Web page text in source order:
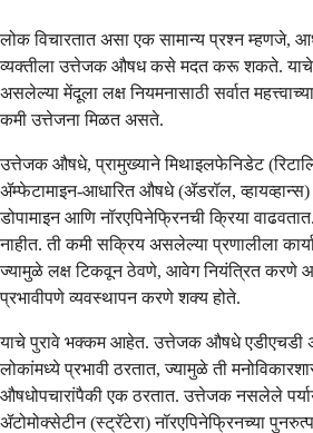
लोक विचारतात असा एक सामान्य प्रश्न म्हणजे,
व्यक्तीला उत्तेजक औषध कसे मदत करू शकते. याचे
असलेल्या मेंदूला लक्ष नियमनासाठी सर्वात
कमी उत्तेजना मिळत असते.
उत्तेजक औषधे, प्रामुख्याने मिथाइलफेनिडेट
ॲम्फेटामाइन-आधारित औषधे (ॲडरॉल,
डोपामाइन आणि नॉरएपिनेफ्रिनची क्रिया
नाहीत. ती कमी सक्रिय असलेल्या प्रणालीला
ज्यामुळे लक्ष टिकवून ठेवणे, आवेग नियंत्रित करणे
प्रभावीपणे व्यवस्थापन करणे शक्य होते.
याचे पुरावे भक्कम आहेत. उत्तेजक औषधे एडीएचडी
लोकांमध्ये प्रभावी ठरतात, ज्यामुळे ती
औषधोपचारांपैकी एक ठरतात. उत्तेजक नसलेले
ॲटोमोक्सेटीन (स्ट्रॅटेरा) नॉरएपिनेफ्रिनच्या